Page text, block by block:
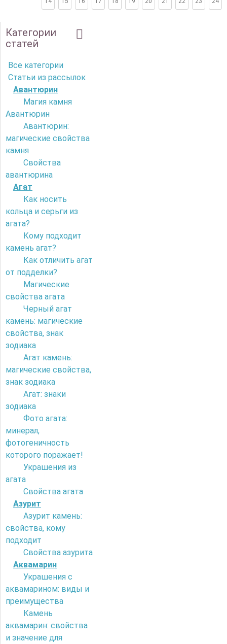
Категории
статей
Все категории
Статьи из рассылок
Авантюрин
Магия камня
Авантюрин
Авантюрин:
магические свойства
камня
Свойства
авантюрина
Агат
Как носить
кольца и серьги из
агата?
Кому подходит
камень агат?
Как отличить агат
от подделки?
Магические
свойства агата
Черный агат
камень: магические
свойства, знак
зодиака
Агат камень:
магические свойства,
знак зодиака
Агат: знаки
зодиака
Фото агата:
минерал,
фотогеничность
которого поражает!
Украшения из
агата
Свойства агата
Азурит
Азурит камень:
свойства, кому
подходит
Свойства азурита
Аквамарин
Украшения с
аквамарином: виды и
преимущества
Камень
аквамарин: свойства
и значение для